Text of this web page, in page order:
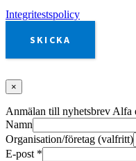
Integritestspolicy
SKICKA
×
Anmälan till nyhetsbrev Alfa
Namn
Organisation/företag (valfritt)
E-post *